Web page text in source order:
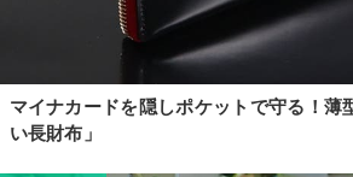
マイナカードを隠しポケットで守る！薄
い長財布」